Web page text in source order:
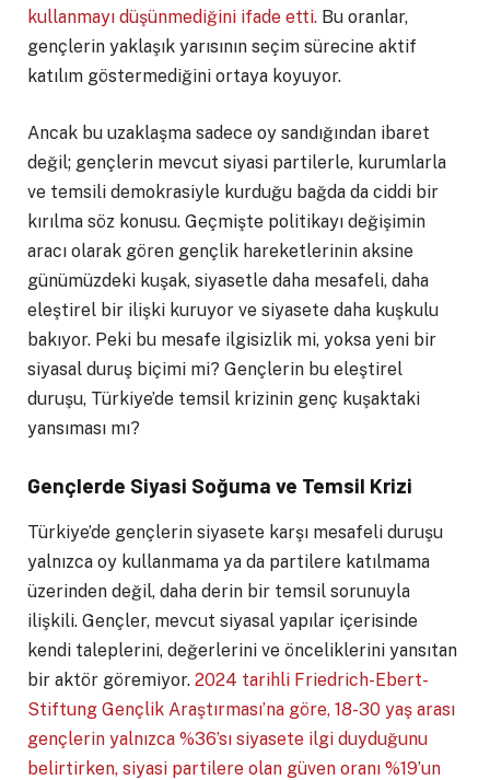
kullanmayı düşünmediğini ifade etti. Bu oranlar,
gençlerin yaklaşık yarısının seçim sürecine aktif
katılım göstermediğini ortaya koyuyor.
Ancak bu uzaklaşma sadece oy sandığından ibaret
değil; gençlerin mevcut siyasi partilerle, kurumlarla
ve temsili demokrasiyle kurduğu bağda da ciddi bir
kırılma söz konusu. Geçmişte politikayı değişimin
aracı olarak gören gençlik hareketlerinin aksine
günümüzdeki kuşak, siyasetle daha mesafeli, daha
eleştirel bir ilişki kuruyor ve siyasete daha kuşkulu
bakıyor. Peki bu mesafe ilgisizlik mi, yoksa yeni bir
siyasal duruş biçimi mi? Gençlerin bu eleştirel
duruşu, Türkiye’de temsil krizinin genç kuşaktaki
yansıması mı?
Gençlerde Siyasi Soğuma ve Temsil Krizi
Türkiye’de gençlerin siyasete karşı mesafeli duruşu
yalnızca oy kullanmama ya da partilere katılmama
üzerinden değil, daha derin bir temsil sorunuyla
ilişkili. Gençler, mevcut siyasal yapılar içerisinde
kendi taleplerini, değerlerini ve önceliklerini yansıtan
bir aktör göremiyor. 2024 tarihli Friedrich-Ebert-
Stiftung Gençlik Araştırması’na göre, 18-30 yaş arası
gençlerin yalnızca %36’sı siyasete ilgi duyduğunu
belirtirken, siyasi partilere olan güven oranı %19’un